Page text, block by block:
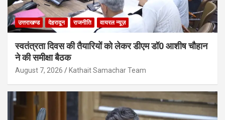
उत्तराखण्ड देहरादून राजनीति वायरल न्यूज़
स्वतंत्रता दिवस की तैयारियों को लेकर डीएम डॉ0 आशीष चौहान
ने की समीक्षा बैठक
August 7, 2026 Kathait Samachar Team